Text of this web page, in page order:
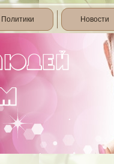
Политики Новости